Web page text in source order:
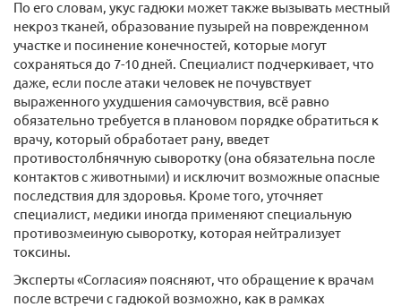
По его словам, укус гадюки может также вызывать местный
некроз тканей, образование пузырей на поврежденном
участке и посинение конечностей, которые могут
сохраняться до 7-10 дней. Специалист подчеркивает, что
даже, если после атаки человек не почувствует
выраженного ухудшения самочувствия, всё равно
обязательно требуется в плановом порядке обратиться к
врачу, который обработает рану, введет
противостолбнячную сыворотку (она обязательна после
контактов с животными) и исключит возможные опасные
последствия для здоровья. Кроме того, уточняет
специалист, медики иногда применяют специальную
противозмеиную сыворотку, которая нейтрализует
токсины.
Эксперты «Согласия» поясняют, что обращение к врачам
после встречи с гадюкой возможно, как в рамках